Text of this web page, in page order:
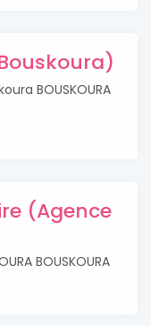
BOUSKOURA
(Agence
BOUSKOURA